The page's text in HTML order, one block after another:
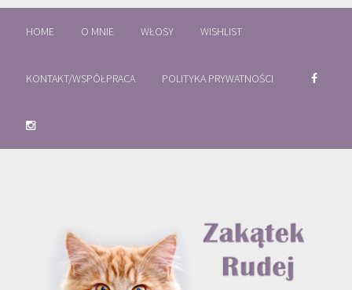
HOME O MNIE WŁOSY WISHLIST
KONTAKT/WSPÓŁPRACA POLITYKA PRYWATNOŚCI